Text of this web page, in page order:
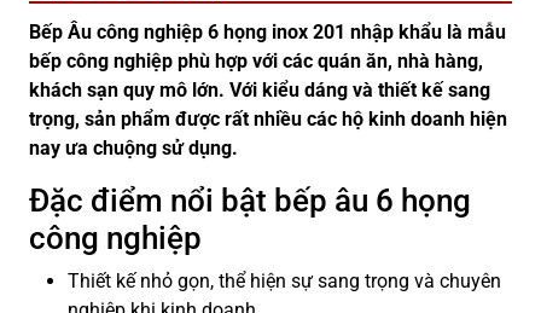
Bếp Âu công nghiệp 6 họng inox 201 nhập khẩu là mẫu
bếp công nghiệp phù hợp với các quán ăn, nhà hàng,
khách sạn quy mô lớn. Với kiểu dáng và thiết kế sang
trọng, sản phẩm được rất nhiều các hộ kinh doanh hiện
nay ưa chuộng sử dụng.
Đặc điểm nổi bật bếp âu 6 họng
công nghiệp
Thiết kế nhỏ gọn, thể hiện sự sang trọng và chuyên